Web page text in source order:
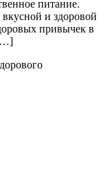
питание.
и здоровой
привычек в